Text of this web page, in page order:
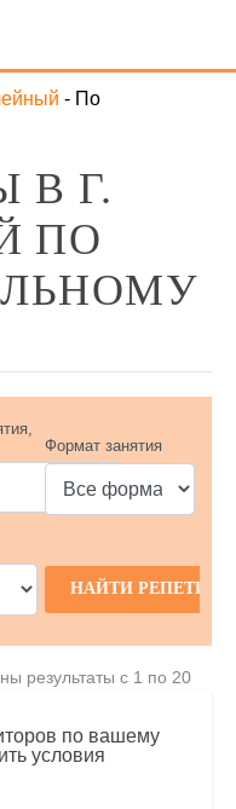
- По
В Г.
ПО
Формат занятия
результаты с 1 по 20
по вашему
условия